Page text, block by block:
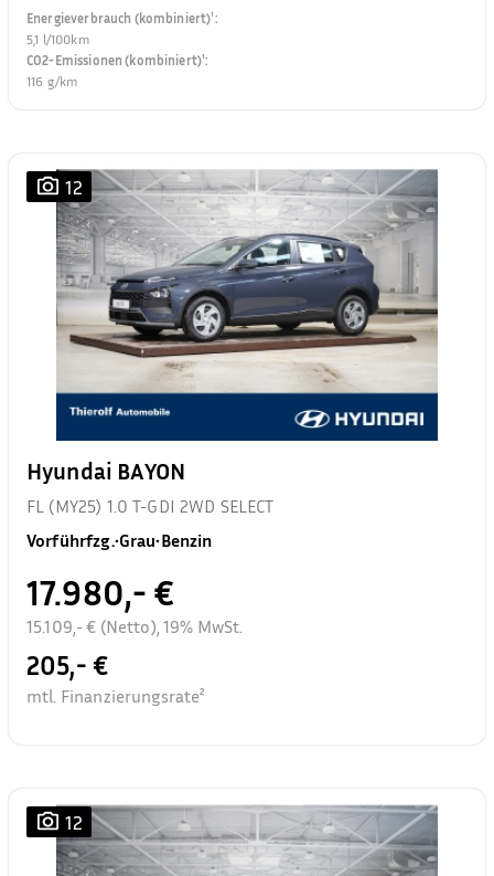
Energieverbrauch (kombiniert)¹:
5,1 l/100km
CO2-Emissionen (kombiniert)¹:
116 g/km
12
Hyundai BAYON
FL (MY25) 1.0 T-GDI 2WD SELECT
Vorführfzg.•Grau•Benzin
17.980,- €
15.109,- € (Netto), 19% MwSt.
205,- €
mtl. Finanzierungsrate²
12